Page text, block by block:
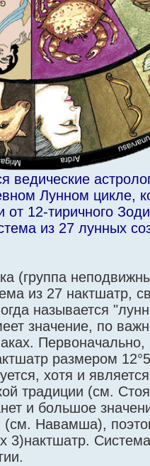
Лунном цикле,
12-тиричного
из 27 лунных
(группа
из 27 нактшатр,
называется
значение, по
размером
хотя и
традиции (см.
и большое
(см. Навамша),